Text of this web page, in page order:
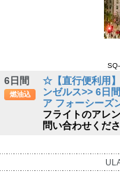
6日間
燃油込
☆【直行便利用
ンゼルス>> 6日
ア フォーシーズ
フライトのアレ
問い合わせくだ